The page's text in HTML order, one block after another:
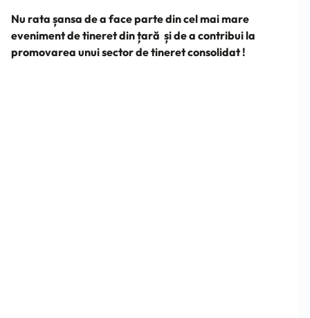
Nu rata șansa de a face parte din cel mai mare
eveniment de tineret din țară și de a contribui la
promovarea unui sector de tineret consolidat !